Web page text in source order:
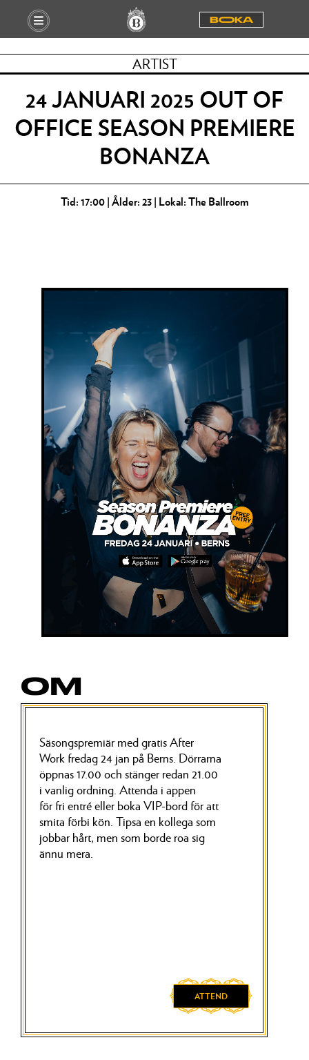
BOOKA
ARTIST
24 JANUARI 2025 OUT OF
OFFICE SEASON PREMIERE
BONANZA
Tid: 17:00 | Ålder: 23 | Lokal: The Ballroom
OM
Säsongspremiär med gratis After
Work fredag 24 jan på Berns. Dörrarna
öppnas 17.00 och stänger redan 21.00
i vanlig ordning. Attenda i appen
förfri entré eller boka VIP-bord för att
smita förbi kön. Tipsa en kollega som
jobbar hårt, men som borde roa sig
ännu mera.
ATTEND